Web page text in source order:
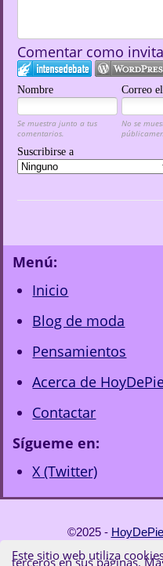
Este sitio web utiliza
terceros en sus páginas.
Comentar como
Nombre Correo
Se muestra junto a tus
comentarios.
No se
Suscribirse a
Menú:
Inicio
Blog de moda
Pensamientos
Acerca de
Contactar
Sígueme en:
X (Twitter)
©2025 -